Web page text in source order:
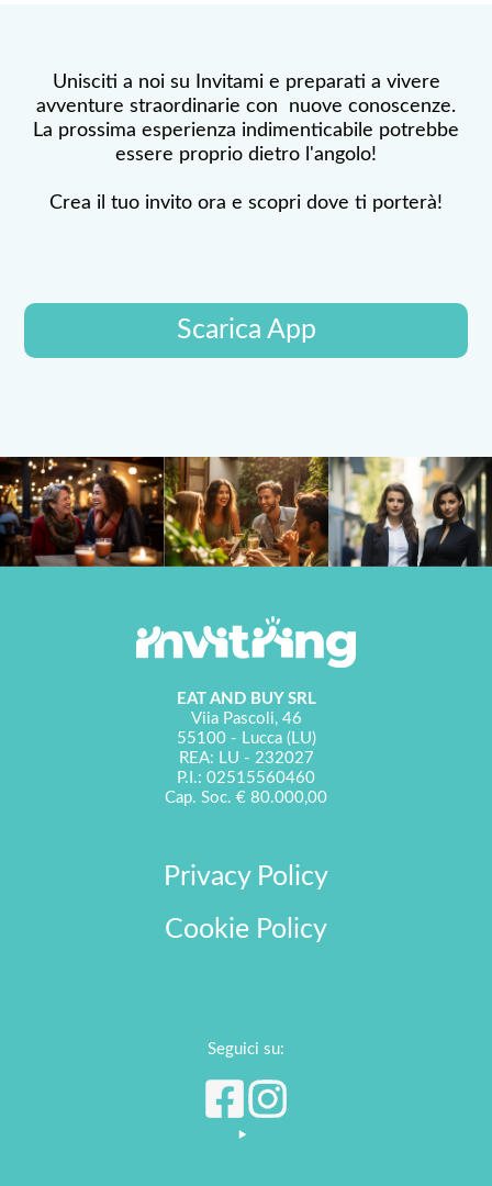
Unisciti a noi su Invitami e preparati a vivere
avventure straordinarie con nuove conoscenze.
La prossima esperienza indimenticabile potrebbe
essere proprio dietro l'angolo!
Crea il tuo invito ora e scopri dove ti porterà!
Scarica App
EAT AND BUY SRL
Viia Pascoli, 46
55100 - Lucca (LU)
REA: LU - 232027
P.I.: 02515560460
Cap. Soc. € 80.000,00
Privacy Policy
Cookie Policy
Seguici su: